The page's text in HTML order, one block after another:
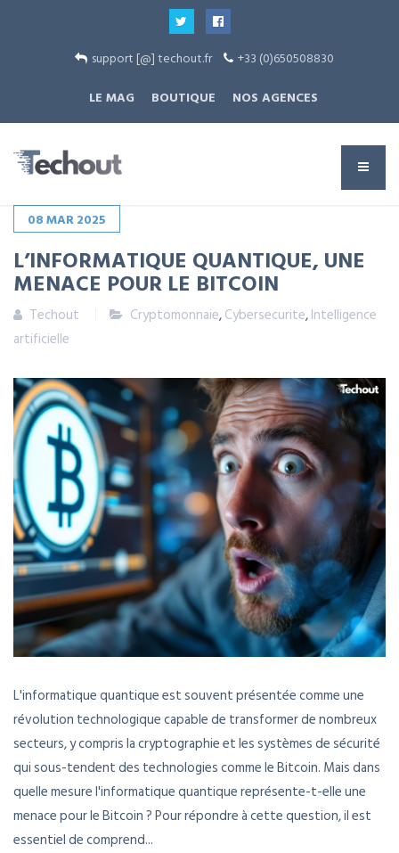
support [@] techout.fr
+33 (0)650508830
LE MAG
BOUTIQUE NOS AGENCES
08MAR2025
L’INFORMATIQUE QUANTIQUE, UNE
MENACE POUR LE BITCOIN
Techout Cryptomonnaie,Cybersecurite,Intelligence
artificielle
L'informatique quantique est souvent présentée comme une
révolution technologique capable de transformer de nombreux
secteurs, y compris la cryptographie et les systèmes de sécurité
qui sous-tendent des technologies comme le Bitcoin. Mais dans
quelle mesure l'informatique quantique représente-t-elle une
menace pour le Bitcoin ? Pour répondre à cette question, il est
essentiel de comprend...